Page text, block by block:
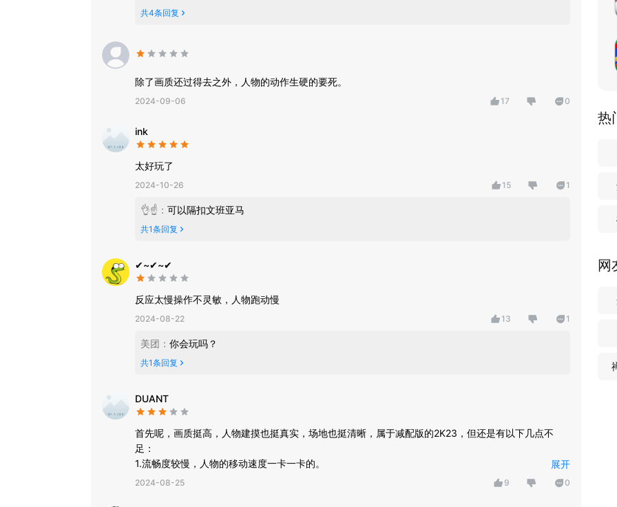
共4条回复
除了画质还过得去之外，人物的动作生硬的要死。
2024-09-06 17 0
ink
太好玩了
2024-10-26 15 1
👌☝️ ： 可以隔扣文班亚马
共1条回复
✔~✔~✔
反应太慢操作不灵敏，人物跑动慢
2024-08-22 13 1
美团 ： 你会玩吗？
共1条回复
DUANT
首先呢，画质挺高，人物建摸也挺真实，场地也挺清晰，属于减配版的2K23，但还是有以下几点不
足：
1.流畅度较慢，人物的移动速度一卡一卡的。
2.投篮手感不佳，三分按到绿了都不进，且内线单打也不行。
展开
2024-08-25 9 0
热
网